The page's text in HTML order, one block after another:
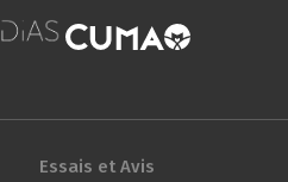
Essais et Avis